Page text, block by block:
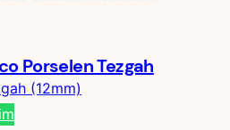
Porselen Tezgah
(12mm)